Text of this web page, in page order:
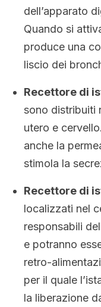
dell’apparato
Quando si
produce una
liscio dei
Recettore di
sono distribuiti
utero e
anche la
stimola la
Recettore di
localizzati nel
responsabili
e potranno
retro-
per il quale
la liberazione